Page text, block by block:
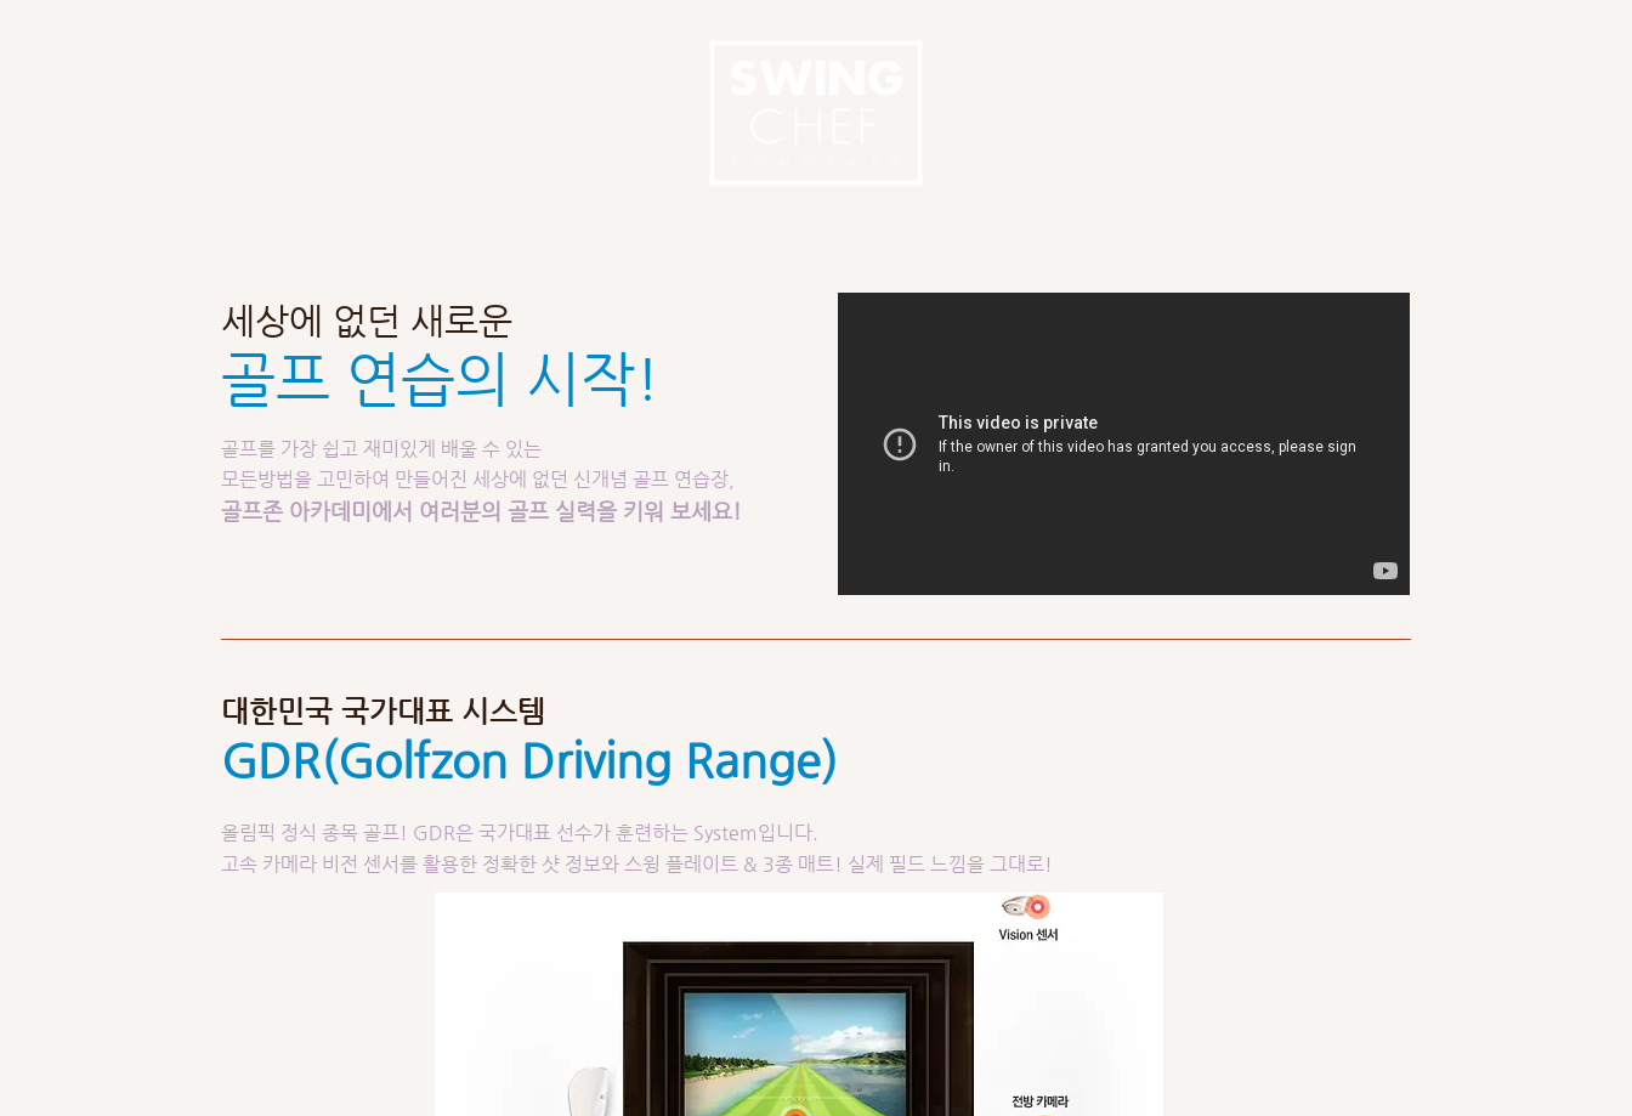
골프를 가장 쉽고 재미있게 배울 수 있는
모든방법을 고민하여 만들어진 세상에 없던 신개념 골프 연습장,
골프존 아카데미에서 여러분의 골프 실력을 키워 보세요!
세상에 없던 새로운
골프 연습의 시작!
대한민국 국가대표 시스템
GDR(Golfzon Driving Range)
올림픽 정식 종목 골프! GDR은 국가대표 선수가 훈련하는 System입니다.
고속 카메라 비전 센서를 활용한 정확한 샷 정보와 스윙 플레이트 & 3종 매트! 실제 필드 느낌을 그대로!